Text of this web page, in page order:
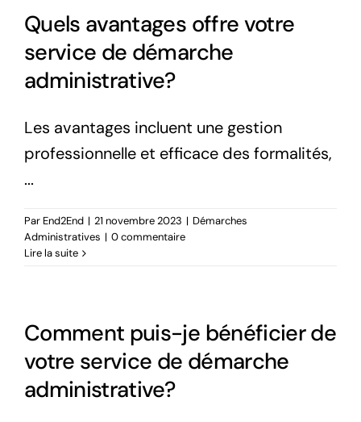
Quels avantages offre votre
service de démarche
administrative?
Les avantages incluent une gestion
professionnelle et efficace des formalités,
...
Par End2End | 21 novembre 2023 | Démarches
Administratives | 0 commentaire
Lire la suite
Comment puis-je bénéficier de
votre service de démarche
administrative?